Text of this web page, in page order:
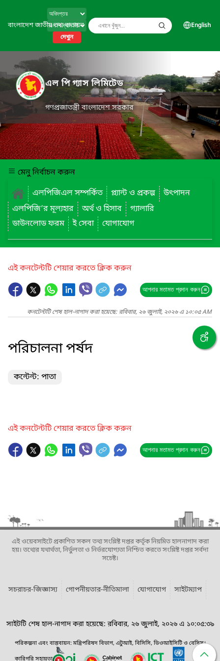
বাংলাদেশ জাতীয় তথ্য বাতায়ন
দেখুন
English
এল পি গ্যাস লিমিটেড
গণপ্রজাতন্ত্রী বাংলাদেশ সরকার
মেনু নির্বাচন করুন
এলপিজিএল সম্পর্কিত
প্ল্যান্ট ও প্রকল্প
উৎপাদন
এলপিজি’র মূল্যহার
অর্থ ও হিসাব
গ্যালারি
ডাউনলোড ফরম
ই সেবা যোগাযোগ
এই কনটেন্টটি শেয়ার করতে ক্লিক করুন
আপনার মতামত প্রদান করুন
কনটেন্টটি শেষ হাল-নাগাদ করা হয়েছে: রবিবার, ২৬ জুলাই, ২০২৬ এ ১০:০৫ AM
পরিচালনা পর্ষদ
কন্টেন্ট: পাতা
এই কনটেন্টটি শেয়ার করতে ক্লিক করুন
আপনার মতামত প্রদান করুন
এই ওয়েবসাইটে প্রকাশিত সকল তথ্য সংশ্লিষ্ট দপ্তর কর্তৃক নিয়মিত হালনাগাদ করা
হয়। তথ্যের যথার্থতা, নির্ভুলতা ও নির্ভরযোগ্যতা নিশ্চিত করতে সংশ্লিষ্ট দপ্তর সর্বদা
সচেষ্ট।
সচরাচর-জিজ্ঞাস্য গোপনীয়তার-নীতিমালা যোগাযোগ সাইটম্যাপ
সাইটটি শেষ হাল-নাগাদ করা হয়েছে: রবিবার, ২৬ জুলাই, ২০২৬ এ ১০:০৫:৩৯
পরিকল্পনা এবং বাস্তবায়ন: মন্ত্রিপরিষদ বিভাগ, এটুআই, বিসিসি, ডিওআইসিটি ও বেসিস।
কারিগরি সহায়তা